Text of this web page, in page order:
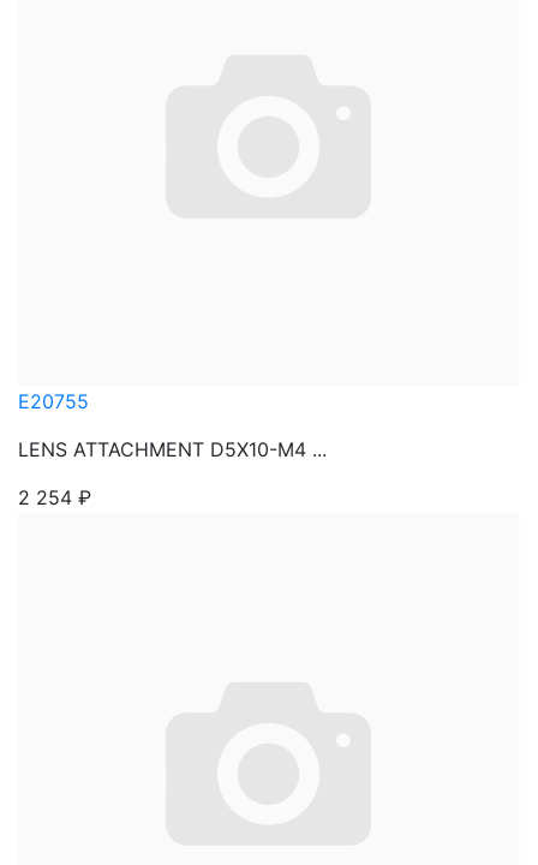
E20755
LENS ATTACHMENT D5X10-M4 ...
2 254 ₽